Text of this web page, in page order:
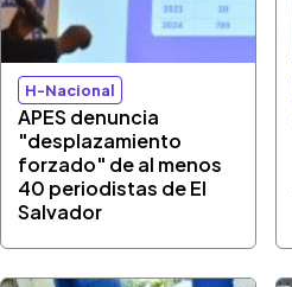
H-Nacional
APES denuncia
"desplazamiento
forzado" de al menos
40 periodistas de El
Salvador